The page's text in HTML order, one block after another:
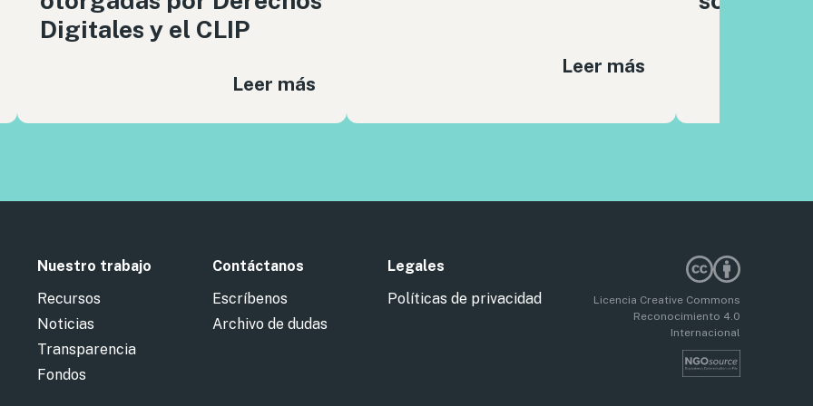
Digitales y el CLIP
Leer más
Leer más
Nuestro trabajo
Recursos
Noticias
Transparencia
Fondos
Contáctanos
Escríbenos
Archivo de dudas
Legales
Políticas de privacidad
Licencia Creative Commons
Reconocimiento 4.0
Internacional